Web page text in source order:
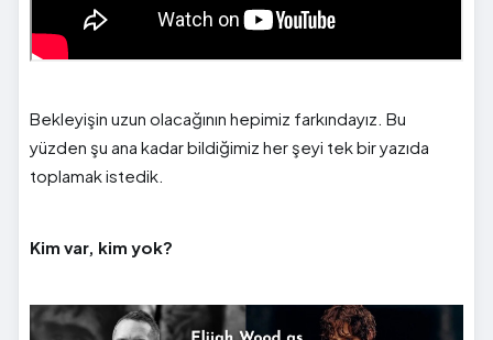
Bekleyişin uzun olacağının hepimiz farkındayız. Bu
yüzden şu ana kadar bildiğimiz her şeyi tek bir yazıda
toplamak istedik.
Kim var, kim yok?